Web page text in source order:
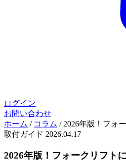
ログイン
お問い合わせ
ホーム / コラム / 2026年版！フォ
取付ガイド 2026.04.17
2026年版！フォークリフト